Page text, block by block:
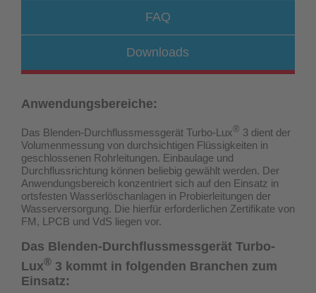
FAQ
Downloads
Anwendungsbereiche:
Das Blenden-Durchflussmessgerät Turbo-Lux® 3 dient der
Volumenmessung von durchsichtigen Flüssigkeiten in
geschlossenen Rohrleitungen. Einbaulage und
Durchflussrichtung können beliebig gewählt werden. Der
Anwendungsbereich konzentriert sich auf den Einsatz in
ortsfesten Wasserlöschanlagen in Probierleitungen der
Wasserversorgung. Die hierfür erforderlichen Zertifikate von
FM, LPCB und VdS liegen vor.
Das Blenden-Durchflussmessgerät Turbo-
Lux®3 kommt in folgenden Branchen zum
Einsatz: